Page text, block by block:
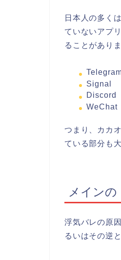
日本人の多く
ていないアプ
ることがありま
Signal
Discord
WeChat
つまり、カカ
ている部分も
メインの
浮気バレの原
るいはその逆